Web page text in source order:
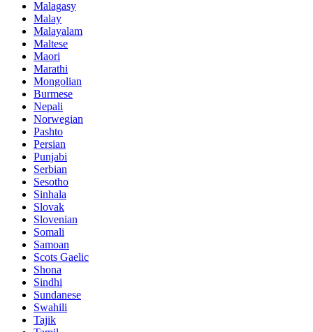
Malagasy
Malay
Malayalam
Maltese
Maori
Marathi
Mongolian
Burmese
Nepali
Norwegian
Pashto
Persian
Punjabi
Serbian
Sesotho
Sinhala
Slovak
Slovenian
Somali
Samoan
Scots Gaelic
Shona
Sindhi
Sundanese
Swahili
Tajik